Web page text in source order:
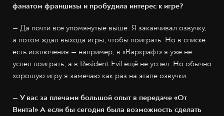
фанатом франшизы и пробудила интерес к игре?
— Да почти все упомянутые выше. Я заканчивал озвучку,
а потом ждал выхода игры, чтобы поиграть. Но в списке
есть исключения — например, в «Варкрафт» я уже не
успел поиграть, а в Resident Evil ещё не успел. Но обычно
хорошую игру я замечаю как раз на этапе озвучки.
— У вас за плечами большой опыт в передаче «От
Винта!» А если бы сегодня была возможность сделать